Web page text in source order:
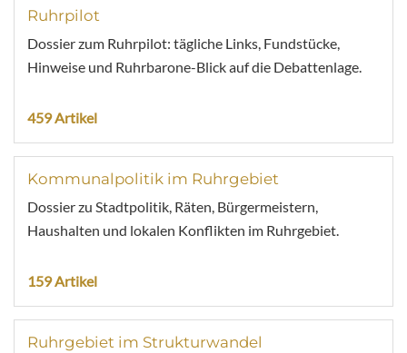
Ruhrpilot
Dossier zum Ruhrpilot: tägliche Links, Fundstücke,
Hinweise und Ruhrbarone-Blick auf die Debattenlage.
459 Artikel
Kommunalpolitik im Ruhrgebiet
Dossier zu Stadtpolitik, Räten, Bürgermeistern,
Haushalten und lokalen Konflikten im Ruhrgebiet.
159 Artikel
Ruhrgebiet im Strukturwandel